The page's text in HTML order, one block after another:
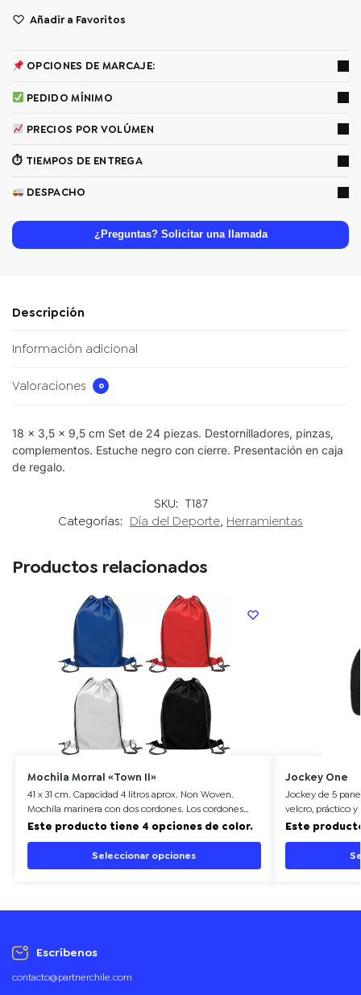
Añadir a Favoritos
OPCIONES DE MARCAJE:
PEDIDO MÍNIMO
PRECIOS POR VOLÚMEN
⏱ TIEMPOS DE ENTREGA
DESPACHO
¿Preguntas? Solicitar una llamada
Descripción
Información adicional
Valoraciones 0
18 x 3,5 x 9,5 cm Set de 24 piezas. Destornilladores, pinzas,
complementos. Estuche negro con cierre. Presentación en caja
de regalo.
SKU: T187
Categorías: Día del Deporte, Herramientas
Productos relacionados
Mochila Morral «Town II»
41 x 31 cm. Capacidad 4 litros aprox. Non Woven.
Mochila marinera con dos cordones. Los cordones
sirven para llevar la mochila en la espalda. La parte
inferior los cordones pasan por un ojal.
Este producto tiene 4 opciones de color.
Seleccionar opciones
Jockey One
Jockey de 5
velcro, práctico
úsalo como
Este
Escríbenos
contacto@partnerchile.com